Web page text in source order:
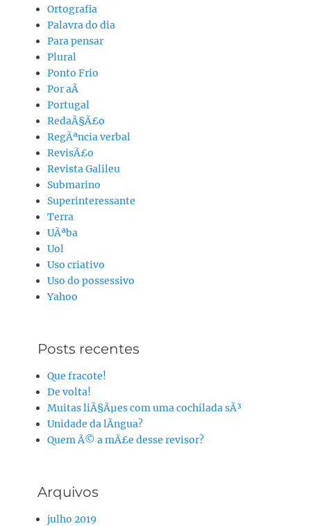
Ortografia
Palavra do dia
Para pensar
Plural
Ponto Frio
Por aÃ­
Portugal
RedaÃ§Ã£o
RegÃªncia verbal
RevisÃ£o
Revista Galileu
Submarino
Superinteressante
Terra
UÃªba
Uol
Uso criativo
Uso do possessivo
Yahoo
Posts recentes
Que fracote!
De volta!
Muitas liÃ§Ãµes com uma cochilada sÃ³
Unidade da lÃ­ngua?
Quem Ã© a mÃ£e desse revisor?
Arquivos
julho 2019